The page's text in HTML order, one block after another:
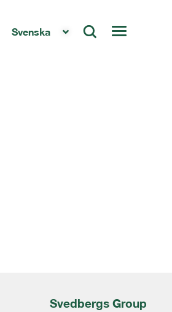
Svenska
Svedbergs Group